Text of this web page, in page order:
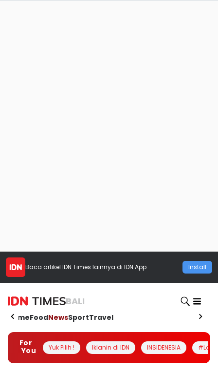
Baca artikel IDN Times lainnya di IDN App Install
BALI
HomeFoodNewsSportTravel
For
You
Yuk Pilih ! Iklanin di IDN INSIDENESIA